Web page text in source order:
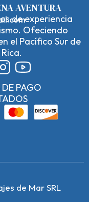
AVENTURA
de experiencia
Ofeciendo
el Pacífico Sur de
DE PAGO
de Mar SRL